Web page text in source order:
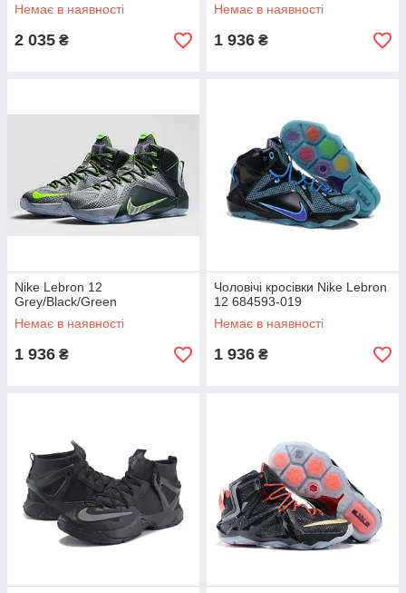
Немає в наявності
2 035 ₴
Немає в наявності
1 936 ₴
Nike Lebron 12
Grey/Black/Green
Немає в наявності
1 936 ₴
Чоловічі кросівки Nike Lebron
12 684593-019
Немає в наявності
1 936 ₴